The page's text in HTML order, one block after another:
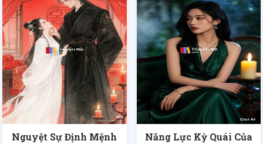
Nguyệt Sự Định Mệnh
Năng Lực Kỳ Quái Của